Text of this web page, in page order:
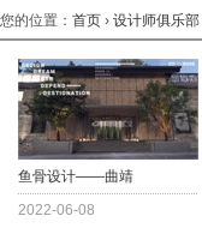
您的位置： 首页 › 设计师俱乐部
鱼骨设计——曲靖
2022-06-08